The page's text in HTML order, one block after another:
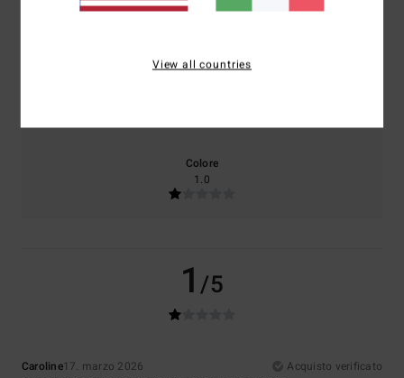
Comfort
Rapporto qualità-prezzo
Colore
1.0
1/5
Caroline17. marzo 2026
Acquisto verificato
View all countries